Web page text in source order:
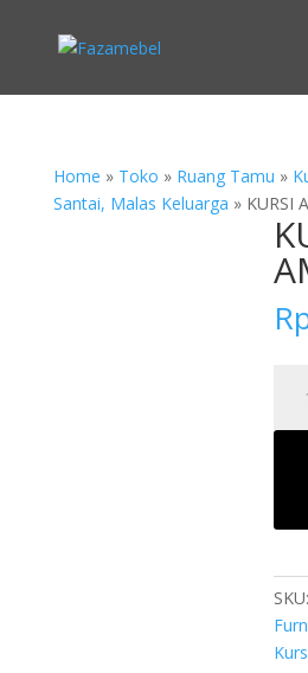
Home » Toko » Ruang Tamu »
Santai, Malas Keluarga » KURSI
SKU: